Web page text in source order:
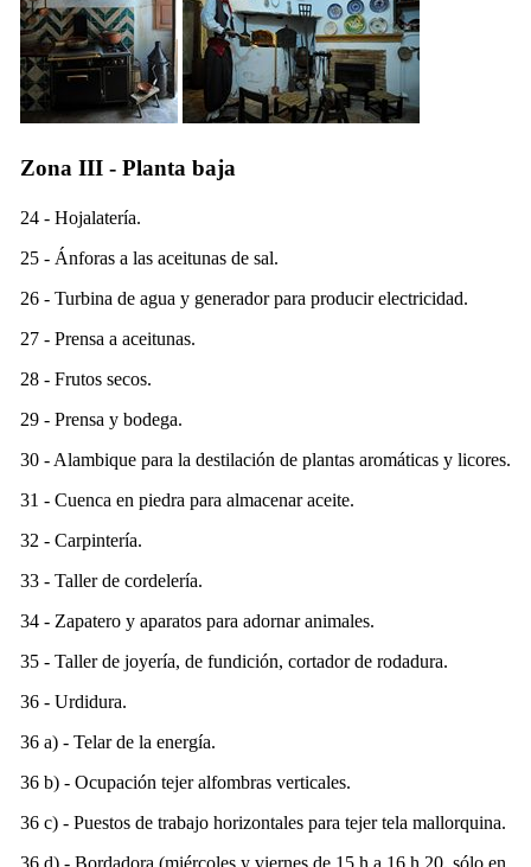
Zona III - Planta baja
24 - Hojalatería.
25 - Ánforas a las aceitunas de sal.
26 - Turbina de agua y generador para producir electricidad.
27 - Prensa a aceitunas.
28 - Frutos secos.
29 - Prensa y bodega.
30 - Alambique para la destilación de plantas aromáticas y licores.
31 - Cuenca en piedra para almacenar aceite.
32 - Carpintería.
33 - Taller de cordelería.
34 - Zapatero y aparatos para adornar animales.
35 - Taller de joyería, de fundición, cortador de rodadura.
36 - Urdidura.
36 a) - Telar de la energía.
36 b) - Ocupación tejer alfombras verticales.
36 c) - Puestos de trabajo horizontales para tejer tela mallorquina.
36 d) - Bordadora (miércoles y viernes de 15 h a 16 h 20, sólo en